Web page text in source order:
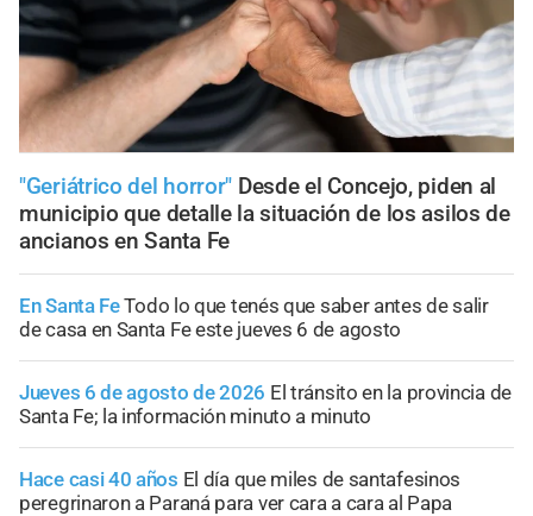
"Geriátrico del horror" Desde el Concejo, piden al
municipio que detalle la situación de los asilos de
ancianos en Santa Fe
En Santa FeTodo lo que tenés que saber antes de salir
de casa en Santa Fe este jueves 6 de agosto
Jueves 6 de agosto de 2026 El tránsito en la provincia de
Santa Fe; la información minuto a minuto
Hace casi 40 años El día que miles de santafesinos
peregrinaron a Paraná para ver cara a cara al Papa